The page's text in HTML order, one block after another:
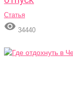
Статья
 34440